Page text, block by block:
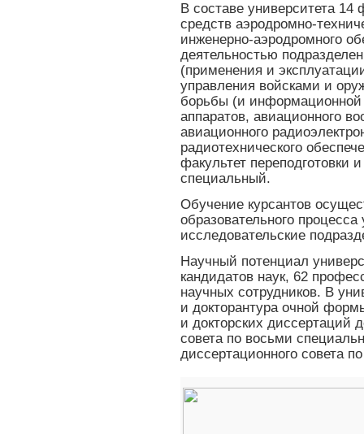
В составе университета 14
средств аэродромно-
инженерно-аэродромного
деятельностью
(применения и
управления войсками и
борьбы (и информационной
аппаратов, авиационного
авиационного
радиотехнического
факультет
специальный.
Обучение курсантов
образовательного
исследовательские
Научный потенциал
кандидатов наук, 62
научных сотрудников. В
и докторантура очной
и докторских диссертаций
совета по восьми
диссертационного совета